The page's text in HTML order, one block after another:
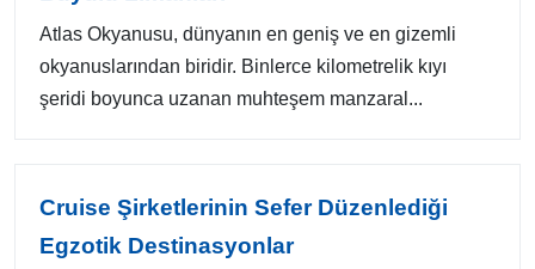
Atlas Okyanusu, dünyanın en geniş ve en gizemli
okyanuslarından biridir. Binlerce kilometrelik kıyı
şeridi boyunca uzanan muhteşem manzaral...
Cruise Şirketlerinin Sefer Düzenlediği
Egzotik Destinasyonlar